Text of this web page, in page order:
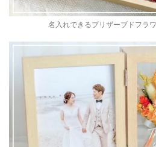
名入れできるプリザーブドフラ